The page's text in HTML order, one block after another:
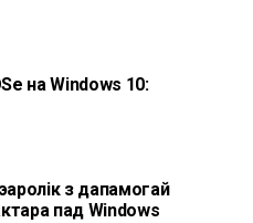
на Windows 10:
з дапамогай
пад Windows